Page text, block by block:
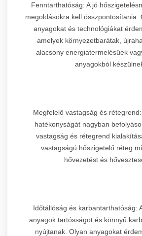
Fenntarthatóság: A jó
megoldásokra kell összpontosítania.
anyagokat és technológiákat
amelyek környezetbarátak,
alacsony energiatermelésűek
anyagokból
Megfelelő vastagság és
hatékonyságát nagyban
vastagság és rétegrend
vastagságú hőszigetelő réteg
hővezetést és
Időtállóság és karbantarthatóság:
anyagok tartósságot és könnyű
nyújtanak. Olyan anyagokat